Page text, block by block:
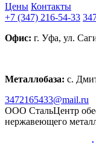
Цены Контакты
+7 (347) 216-54-33
Офис: г. Уфа, ул.
Металлобаза: с.
3472165433@mail.ru
ООО СтальЦентр
нержавеющего